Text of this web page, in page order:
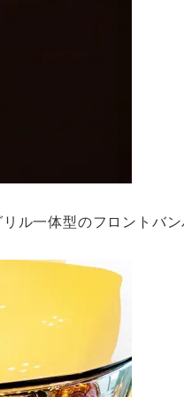
ル一体型のフロントバ